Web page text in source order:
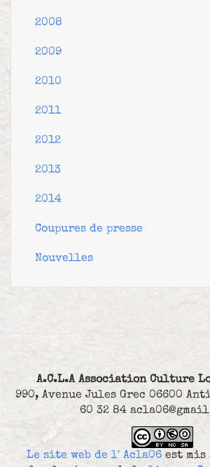
2008
2009
2010
2011
2012
2013
2014
Coupures de presse
Nouvelles
A.C.L.A Association Culture
990, Avenue Jules Grec 06600
60 32 84
Le site web de l' Acla06est mis